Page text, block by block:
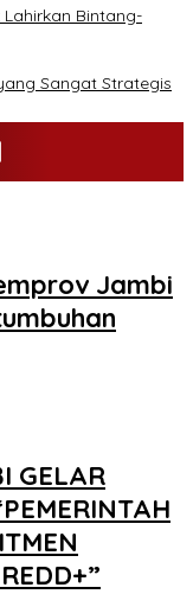
Bintang-
Sangat Strategis
Jambi
GELAR